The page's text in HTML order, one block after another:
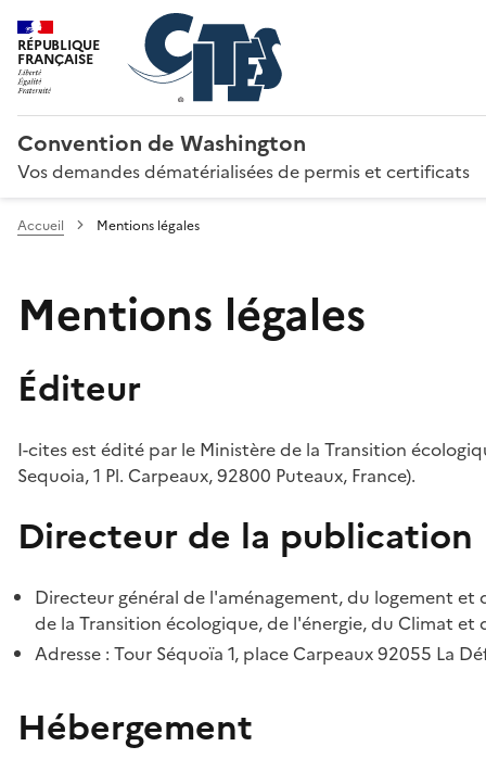
RÉPUBLIQUE
FRANÇAISE
Convention de Washington
Vos demandes dématérialisées de permis et certificats
Accueil Mentions légales
Mentions légales
Éditeur
I-cites est édité par le Ministère de la Transition
Sequoia, 1 Pl. Carpeaux, 92800 Puteaux, France).
Directeur de la publication
Directeur général de l'aménagement, du logement
de la Transition écologique, de l'énergie, du Climat et
Adresse : Tour Séquoïa 1, place Carpeaux 92055 La
Hébergement